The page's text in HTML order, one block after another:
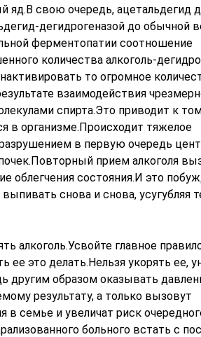
яд.В свою очередь, ацетальдегид
дегидрогеназой до обычной
ферментопатии соотношение
количества алкоголь-
то огромное
взаимодействия
спирта.Это приводит к
в организме.Происходит тяжелое
в первую очередь
прием алкоголя
облегчения состояния.И это
снова и снова, усугубляя
алкоголь.Усвойте главное
ее это делать.Нельзя укорять ее,
другим образом оказывать
результату, а только вызовут
в семье и увеличат риск
больного встать с